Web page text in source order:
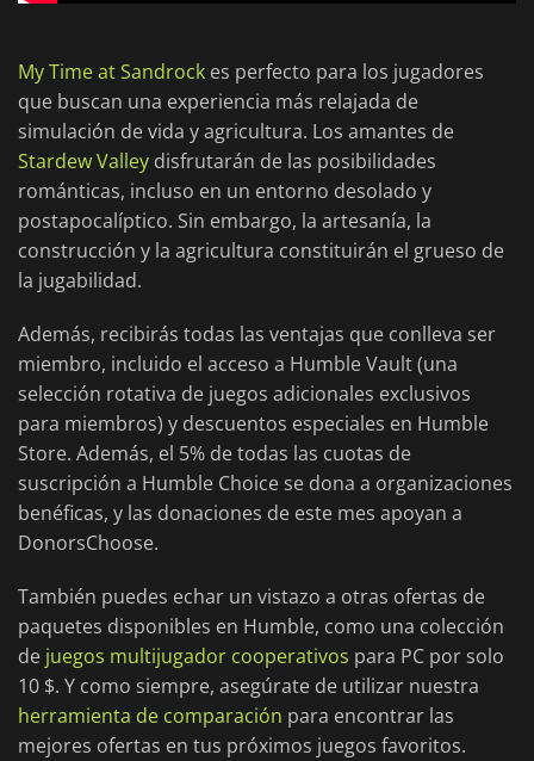
My Time at Sandrock es perfecto para los jugadores
que buscan una experiencia más relajada de
simulación de vida y agricultura. Los amantes de
Stardew Valley disfrutarán de las posibilidades
románticas, incluso en un entorno desolado y
postapocalíptico. Sin embargo, la artesanía, la
construcción y la agricultura constituirán el grueso de
la jugabilidad.
Además, recibirás todas las ventajas que conlleva ser
miembro, incluido el acceso a Humble Vault (una
selección rotativa de juegos adicionales exclusivos
para miembros) y descuentos especiales en Humble
Store. Además, el 5% de todas las cuotas de
suscripción a Humble Choice se dona a organizaciones
benéficas, y las donaciones de este mes apoyan a
DonorsChoose.
También puedes echar un vistazo a otras ofertas de
paquetes disponibles en Humble, como una colección
de juegos multijugador cooperativos para PC por solo
10 $. Y como siempre, asegúrate de utilizar nuestra
herramienta de comparación para encontrar las
mejores ofertas en tus próximos juegos favoritos.